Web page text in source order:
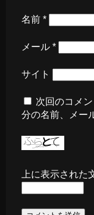
名前 *
メール *
サイト
次回のコメ
分の名前、メー
上に表示された